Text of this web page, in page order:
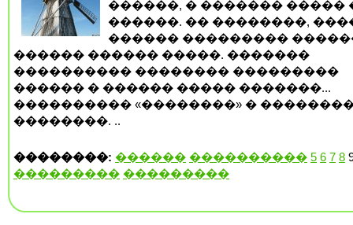
������, � ������� �����
������. �� ��������,
������ ���������
������ ������ �����. �������
���������� �������� ���������
������ � ������ ����� �������...
���������� «��������» �
��������. ..
��������: ������ ���������� 5 6 7 8
��������� ���������